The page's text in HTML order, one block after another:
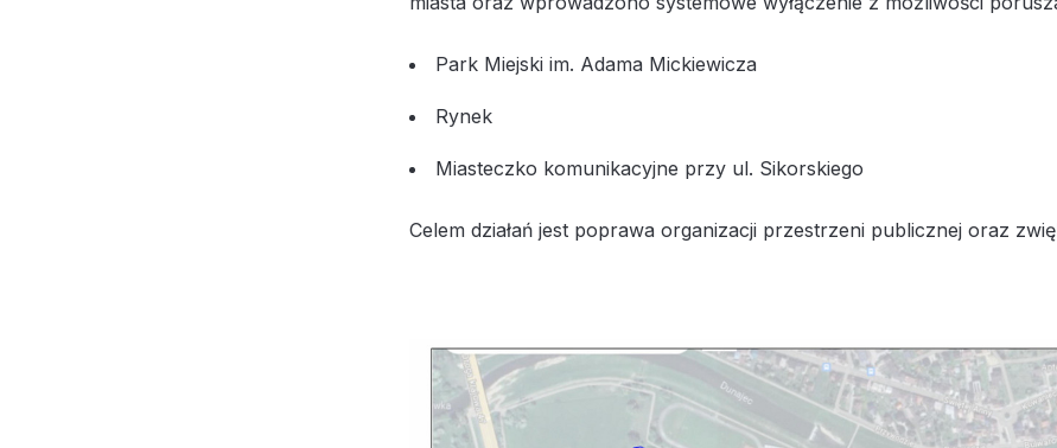
Park Miejski im. Adama Mickiewicza
Rynek
Miasteczko komunikacyjne przy ul. Sikorskiego
Celem działań jest poprawa organizacji przestrzeni publicznej oraz